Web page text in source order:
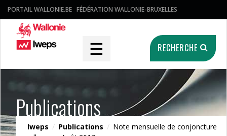
PORTAIL WALLONIE.BE FÉDÉRATION WALLONIE-BRUXELLES
☰ RECHERCHE
Publications
Iweps / Publications / Note mensuelle de conjoncture